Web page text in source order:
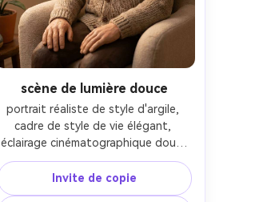
scène de lumière douce
portrait réaliste de style d'argile,
cadre de style de vie élégant,
éclairage cinématographique doux,
objectif 85 mm, profondeur de
champ peu profonde, composition
éditoriale, texture naturelle de la
Invite de copie